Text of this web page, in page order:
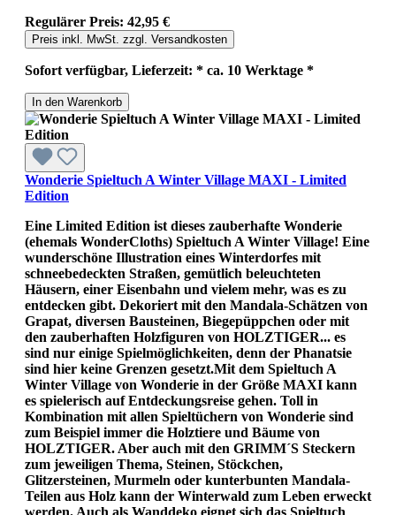
Regulärer Preis: 42,95 €
Preis inkl. MwSt. zzgl. Versandkosten
Sofort verfügbar, Lieferzeit: * ca. 10 Werktage *
In den Warenkorb
Wonderie Spieltuch A Winter Village MAXI - Limited
Edition
Eine Limited Edition ist dieses zauberhafte Wonderie
(ehemals WonderCloths) Spieltuch A Winter Village! Eine
wunderschöne Illustration eines Winterdorfes mit
schneebedeckten Straßen, gemütlich beleuchteten
Häusern, einer Eisenbahn und vielem mehr, was es zu
entdecken gibt. Dekoriert mit den Mandala-Schätzen von
Grapat, diversen Bausteinen, Biegepüppchen oder mit
den zauberhaften Holzfiguren von HOLZTIGER... es
sind nur einige Spielmöglichkeiten, denn der Phanatsie
sind hier keine Grenzen gesetzt.Mit dem Spieltuch A
Winter Village von Wonderie in der Größe MAXI kann
es spielerisch auf Entdeckungsreise gehen. Toll in
Kombination mit allen Spieltüchern von Wonderie sind
zum Beispiel immer die Holztiere und Bäume von
HOLZTIGER. Aber auch mit den GRIMM´S Steckern
zum jeweiligen Thema, Steinen, Stöckchen,
Glitzersteinen, Murmeln oder kunterbunten Mandala-
Teilen aus Holz kann der Winterwald zum Leben erweckt
werden. Auch als Wanddeko eignet sich das Spieltuch